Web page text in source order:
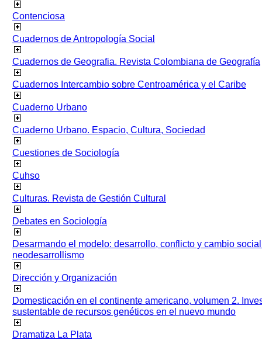
Contenciosa
Cuadernos de Antropología Social
Cuadernos de Geografia. Revista Colombiana de Geografía
Cuadernos Intercambio sobre Centroamérica y el Caribe
Cuaderno Urbano
Cuaderno Urbano. Espacio, Cultura, Sociedad
Cuestiones de Sociología
Cuhso
Culturas. Revista de Gestión Cultural
Debates en Sociología
Desarmando el modelo: desarrollo, conflicto y cambio
neodesarrollismo
Dirección y Organización
Domesticación en el continente americano, volumen 2.
sustentable de recursos genéticos en el nuevo mundo
Dramatiza La Plata